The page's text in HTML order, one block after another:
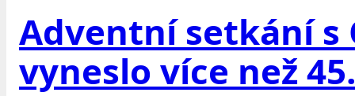
Adventní setkání s
vyneslo více než